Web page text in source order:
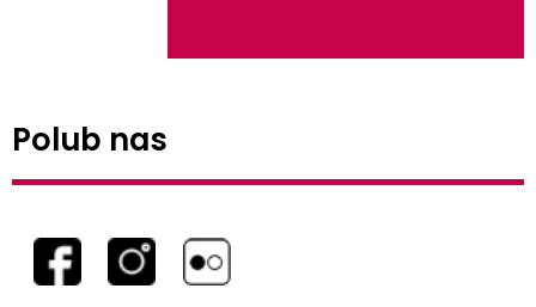
Polub nas